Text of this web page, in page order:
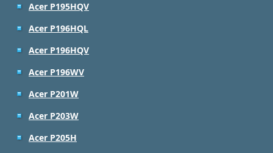
Acer P195HQV
Acer P196HQL
Acer P196HQV
Acer P196WV
Acer P201W
Acer P203W
Acer P205H